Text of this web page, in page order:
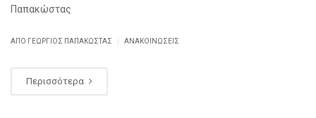
Παπακώστας
ΑΠΌ ΓΕΏΡΓΙΟΣ ΠΑΠΑΚΏΣΤΑΣ ΑΝΑΚΟΙΝΏΣΕΙΣ
Περισσότερα